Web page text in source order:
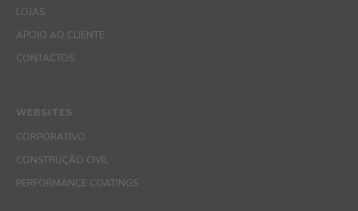
LOJAS
APOIO AO CLIENTE
CONTACTOS
WEBSITES
CORPORATIVO
CONSTRUÇÃO CIVIL
PERFORMANCE COATINGS